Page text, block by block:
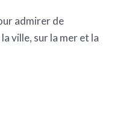
admirer de
ville, sur la mer et la